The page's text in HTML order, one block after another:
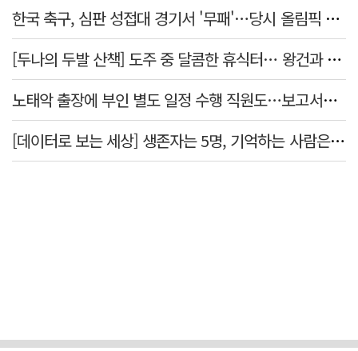
한국 축구, 심판 성접대 경기서 '무패'…당시 올림픽 감독은 홍명보
[두나의 두발 산책] 도주 중 달콤한 휴식터… 왕건과 지명 산책
노태악 출장에 부인 별도 일정 수행 직원도…보고서엔 '공식일정 참석'
[데이터로 보는 세상] 생존자는 5명, 기억하는 사람은 늘었다